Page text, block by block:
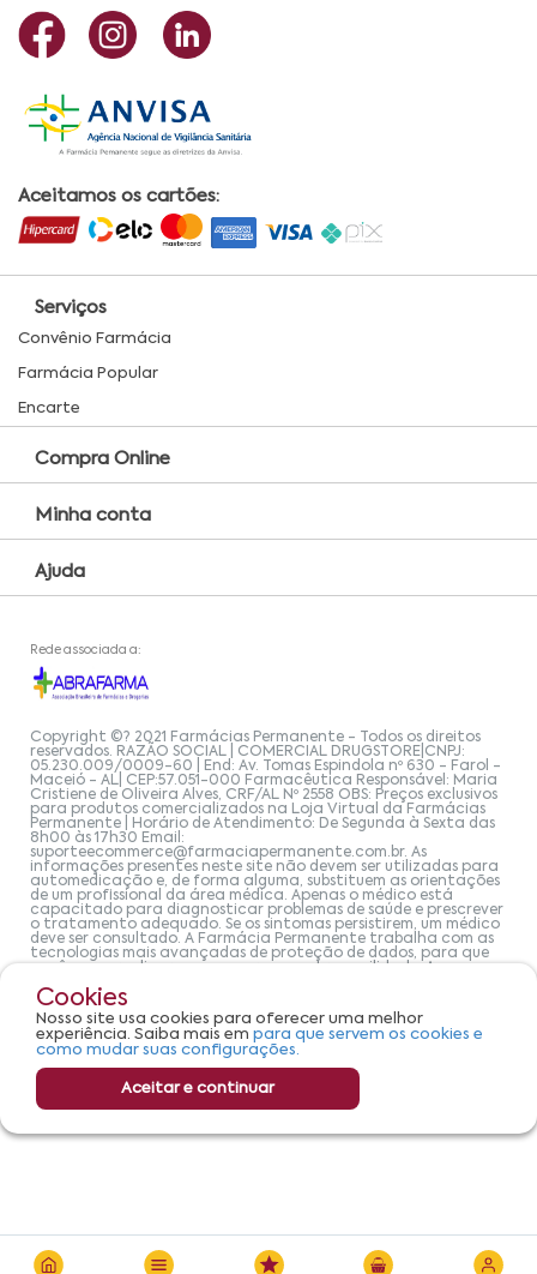
Cookies
Nosso site usa cookies para oferecer uma melhor
experiência. Saiba mais em para que servem os cookies e
como mudar suas configurações.
Aceitar e continuar
Aceitamos os cartões:
Serviços
Convênio Farmácia
Farmácia Popular
Encarte
Compra Online
Minha conta
Ajuda
Rede associada a:
Copyright ©? 2021 Farmácias Permanente - Todos os direitos
reservados. RAZÃO SOCIAL | COMERCIAL DRUGSTORE|CNPJ:
05.230.009/0009-60 | End: Av. Tomas Espindola nº 630 - Farol -
Maceió - AL| CEP:57.051-000 Farmacêutica Responsável: Maria
Cristiene de Oliveira Alves, CRF/AL Nº 2558 OBS: Preços exclusivos
para produtos comercializados na Loja Virtual da Farmácias
Permanente | Horário de Atendimento: De Segunda à Sexta das
8h00 às 17h30 Email:
suporteecommerce@farmaciapermanente.com.br. As
informações presentes neste site não devem ser utilizadas para
automedicação e, de forma alguma, substituem as orientações
de um profissional da área médica. Apenas o médico está
capacitado para diagnosticar problemas de saúde e prescrever
o tratamento adequado. Se os sintomas persistirem, um médico
deve ser consultado. A Farmácia Permanente trabalha com as
tecnologias mais avançadas de proteção de dados, para que
você possa realizar suas compras com tranquilidade. A
Farmácias Permanente. Todos os pedidos efetuados estão
sujeitos à confirmação da disponibilidade de produto em nosso
estoque.